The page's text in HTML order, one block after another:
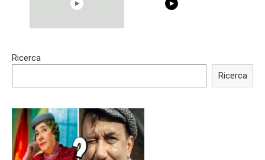
Shocking illusion - Pretty
Trying BOLLYWOOD
Ricerca
Ricerca